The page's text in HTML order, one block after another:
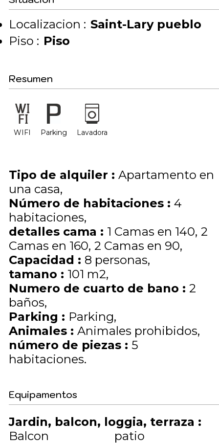
Localizacion : Saint-Lary pueblo
Piso : Piso
Resumen
WIFI Parking Lavadora
Tipo de alquiler : Apartamento en
una casa
Número de habitaciones : 4
habitaciones
detalles cama : 1 Camas en 140 2
Camas en 160 2 Camas en 90
Capacidad : 8 personas
tamano : 101 m2
Numero de cuarto de bano : 2
baños
Parking : Parking
Animales : Animales prohibidos
número de piezas : 5
habitaciones
Equipamentos
Jardin, balcon, loggia, terraza :
Balcon
patio